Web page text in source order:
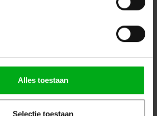
Alles toestaan
Selectie toestaan
van schets naar uitvoering